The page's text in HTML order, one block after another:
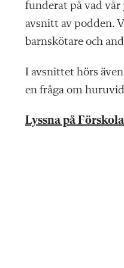
funderat på vad vår
avsnitt av podden.
barnskötare och
I avsnittet hörs
en fråga om
Lyssna på